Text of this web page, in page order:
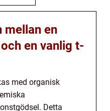
mellan en
en vanlig t-
med organisk
Detta